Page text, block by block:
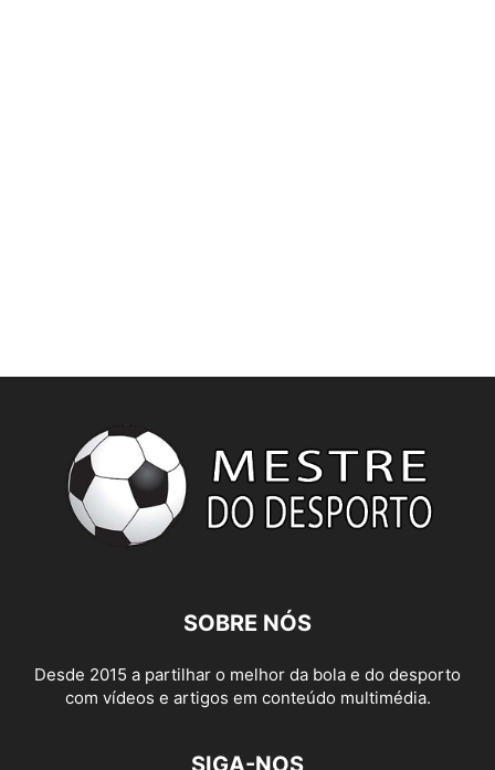
SOBRE NÓS
Desde 2015 a partilhar o melhor da bola e do desporto
com vídeos e artigos em conteúdo multimédia.